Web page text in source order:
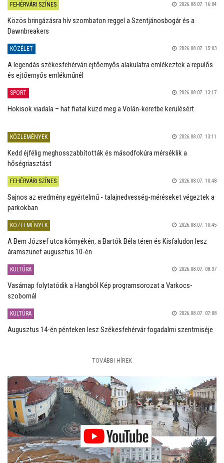
FEHÉRVÁRI SZÍNES 2026.08.07. 16:04
Közös bringázásra hív szombaton reggel a Szentjánosbogár és a
Dawnbreakers
KÖZÉLET 2026.08.07. 15:03
A legendás székesfehérvári ejtőernyős alakulatra emlékeztek a repülős
és ejtőernyős emlékműnél
SPORT 2026.08.07. 13:17
Hokisok viadala – hat fiatal küzd meg a Volán-keretbe kerülésért
KÖZLEMÉNYEK 2026.08.07. 13:11
Kedd éjfélig meghosszabbították és másodfokúra mérséklik a
hőségriasztást
FEHÉRVÁRI SZÍNES 2026.08.07. 10:48
Sajnos az eredmény egyértelmű - talajnedvesség-méréseket végeztek a
parkokban
KÖZLEMÉNYEK 2026.08.07. 10:45
A Bem József utca környékén, a Bartók Béla téren és Kisfaludon lesz
áramszünet augusztus 10-én
KULTÚRA 2026.08.07. 08:37
Vasárnap folytatódik a Hangból Kép programsorozat a Varkocs-
szobornál
KULTÚRA 2026.08.07. 07:08
Augusztus 14-én pénteken lesz Székesfehérvár fogadalmi szentmiséje
TOVÁBBI HÍREK